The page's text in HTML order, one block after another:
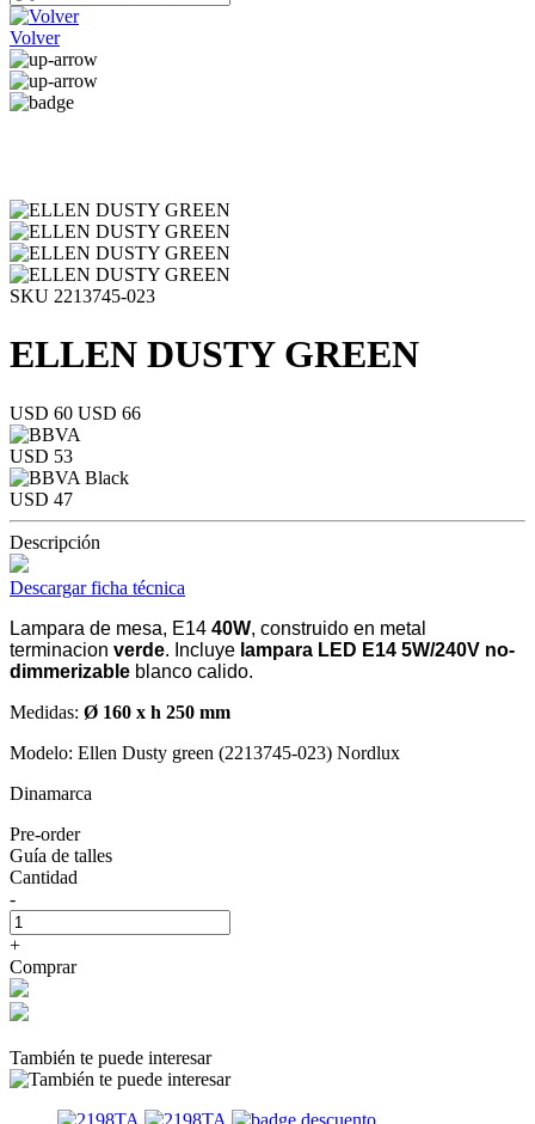
Volver
SKU 2213745-023
ELLEN DUSTY GREEN
USD 60 USD 66
USD 53
USD 47
Descripción
Descargar ficha técnica
Lampara de mesa, E14 40W, construido en metal
terminacion verde. Incluye lampara LED E14 5W/240V no-
dimmerizable blanco calido.
Medidas: Ø 160 x h 250 mm
Modelo: Ellen Dusty green (2213745-023) Nordlux
Dinamarca
Pre-order
Guía de talles
Cantidad
-
+
Comprar
También te puede interesar